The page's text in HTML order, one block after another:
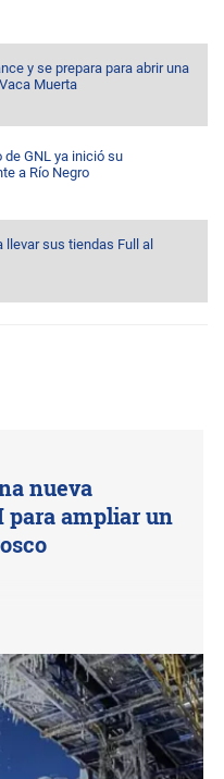
y se prepara para abrir una
Muerta
de GNL ya inició su
a Río Negro
llevar sus tiendas Full al
nueva
para ampliar un